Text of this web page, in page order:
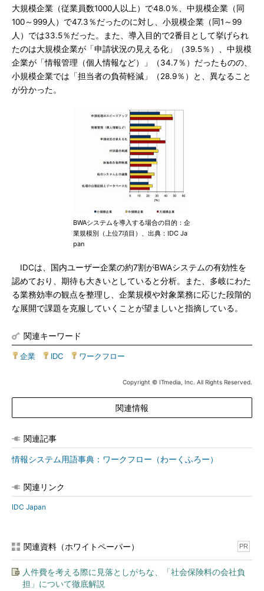
大規模企業（従業員数1000人以上）で48.0％、中規模企業（同
100～999人）で47.3％だったのに対し、小規模企業（同1～99
人）では33.5％だった。また、導入目的で2番目として挙げられ
たのは大規模企業が「申請状況の見える化」（39.5％）、中規模
企業が「情報管理（個人情報など）」（34.7％）だったものの、
小規模企業では「担当者の負荷軽減」（28.9％）と、異なること
が分かった。
BWAシステムを導入する場合の目的：企
業規模別（上位7項目）、出典：IDC Ja
pan
IDCは、国内ユーザー企業の約7割がBWAシステムの有効性を
認めており、期待も大きいとしていると分析。また、多岐にわた
る業務効率の観点を整理し、企業規模や対象業務に応じた段階的
な展開で課題を克服していくことが望ましいと指摘している。
関連キーワード
企業 IDC ワークフロー
Copyright © ITmedia, Inc. All Rights Reserved.
関連情報
関連記事
情報システム用語事典：ワークフロー（わーくふろー）
関連リンク
IDC Japan
関連資料（ホワイトペーパー） PR
人件費を考える際に見落としがちな、「社会保険料の会社負
担」について徹底解説